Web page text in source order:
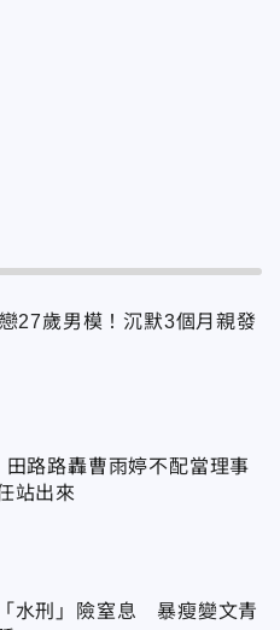
27歲男模！沉默3個月親發
路路轟曹雨婷不配當理事
站出來
水刑」險窒息 暴瘦變文青